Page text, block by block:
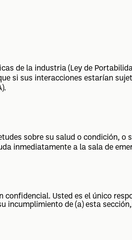
de la industria (Ley de
si sus interacciones estarían
sobre su salud o condición, o
inmediatamente a la sala de
Usted es el único
de (a) esta